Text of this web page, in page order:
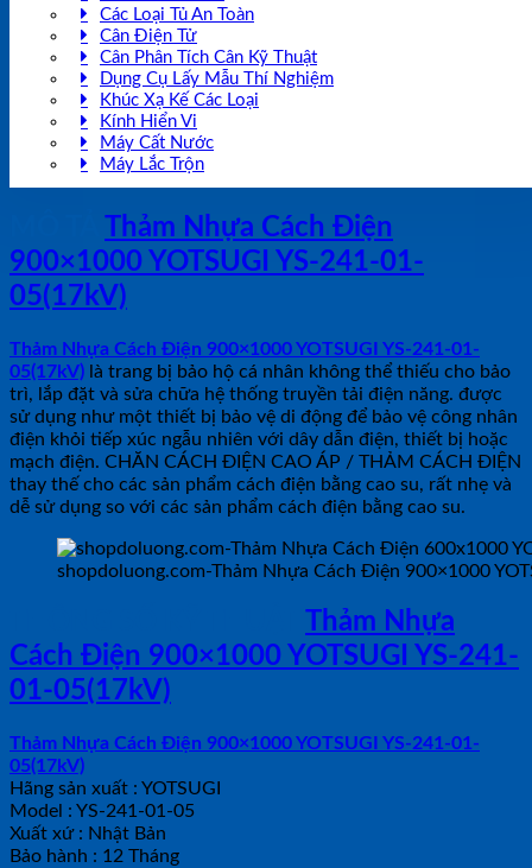
Các Loại Tủ An Toàn
Cân Điện Tử
Cân Phân Tích Cân Kỹ Thuật
Dụng Cụ Lấy Mẫu Thí Nghiệm
Khúc Xạ Kế Các Loại
Kính Hiển Vi
Máy Cất Nước
Máy Lắc Trộn
Thảm Nhựa Cách Điện
900×1000 YOTSUGI YS-241-01-
05(17kV)
Thảm Nhựa Cách Điện 900×1000 YOTSUGI YS-241-01-
05(17kV) là trang bị bảo hộ cá nhân không thể thiếu cho bảo
trì, lắp đặt và sửa chữa hệ thống truyền tải điện năng. được
sử dụng như một thiết bị bảo vệ di động để bảo vệ công nhân
điện khỏi tiếp xúc ngẫu nhiên với dây dẫn điện, thiết bị hoặc
mạch điện. CHĂN CÁCH ĐIỆN CAO ÁP / THẢM CÁCH ĐIỆN
thay thế cho các sản phẩm cách điện bằng cao su, rất nhẹ và
dễ sử dụng so với các sản phẩm cách điện bằng cao su.
shopdoluong.com-Thảm Nhựa Cách Điện 900×1000
Thảm Nhựa
Cách Điện 900×1000 YOTSUGI YS-241-
01-05(17kV)
Thảm Nhựa Cách Điện 900×1000 YOTSUGI YS-241-01-
05(17kV)
Hãng sản xuất : YOTSUGI
Model : YS-241-01-05
Xuất xứ : Nhật Bản
Bảo hành : 12 Tháng